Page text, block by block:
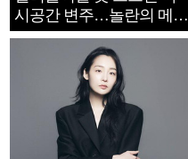
시공간 변주…놀란의 메시
지는 ‘전쟁 속죄’